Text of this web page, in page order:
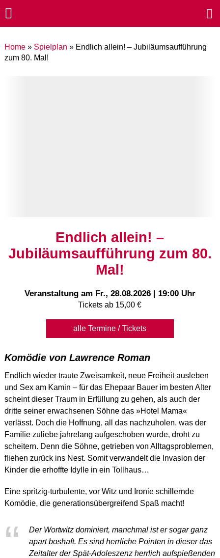
Home» Spielplan » Endlich allein! – Jubiläumsaufführung
zum 80. Mal!
Endlich allein! –
Jubiläumsaufführung zum 80.
Mal!
Tickets ab 15,00 €
Veranstaltung am Fr., 28.08.2026 | 19:00 Uhr
alle Termine / Tickets
Komödie von Lawrence Roman
Endlich wieder traute Zweisamkeit, neue Freiheit ausleben
und Sex am Kamin – für das Ehepaar Bauer im besten Alter
scheint dieser Traum in Erfüllung zu gehen, als auch der
dritte seiner erwachsenen Söhne das »Hotel Mama«
verlässt. Doch die Hoffnung, all das nachzuholen, was der
Familie zuliebe jahrelang aufgeschoben wurde, droht zu
scheitern. Denn die Söhne, getrieben von Alltagsproblemen,
fliehen zurück ins Nest. Somit verwandelt die Invasion der
Kinder die erhoffte Idylle in ein Tollhaus…
Eine spritzig-turbulente, vor Witz und Ironie schillernde
Komödie, die generationsübergreifend Spaß macht!
Der Wortwitz dominiert, manchmal ist er sogar ganz
apart boshaft. Es sind herrliche Pointen in dieser das
Zeitalter der Spät-Adoleszenz herrlich aufspießenden